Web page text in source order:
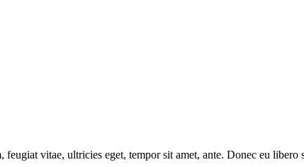
vitae, ultricies eget, tempor sit amet, ante. Donec eu libero